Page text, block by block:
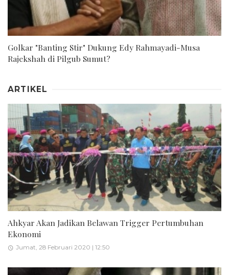
Golkar "Banting Stir" Dukung Edy Rahmayadi-Musa
Rajekshah di Pilgub Sumut?
ARTIKEL
Ahkyar Akan Jadikan Belawan Trigger Pertumbuhan
Ekonomi
Jumat, 28 Februari 2020 | 12:50